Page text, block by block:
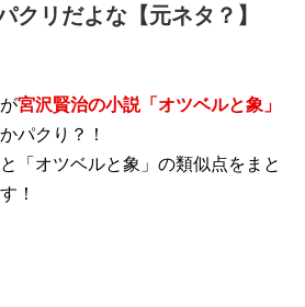
クリだよな【元ネタ？】
が宮沢賢治の小説「オツベルと象」
パクり？！
「オツベルと象」の類似点をまと
！